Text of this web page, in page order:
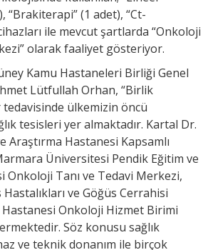
“Brakiterapi” (1 adet), “Ct-
ile mevcut şartlarda “Onkoloji
olarak faaliyet gösteriyor.
Kamu Hastaneleri Birliği Genel
Lütfullah Orhan, “Birlik
ülkemizin öncü
tesisleri yer almaktadır. Kartal Dr.
Araştırma Hastanesi Kapsamlı
Üniversitesi Pendik Eğitim ve
Onkoloji Tanı ve Tedavi Merkezi,
ve Göğüs Cerrahisi
Hastanesi Onkoloji Hizmet Birimi
Söz konusu sağlık
ve teknik donanım ile birçok